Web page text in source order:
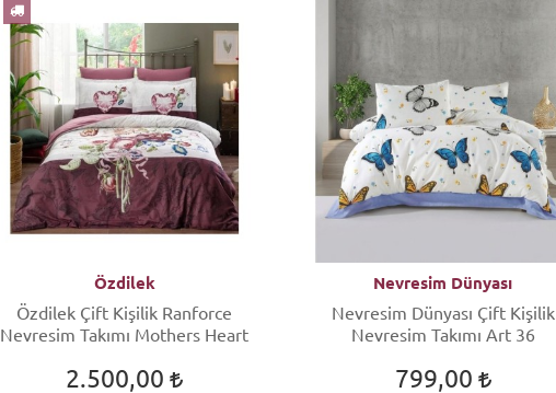
Özdilek
Özdilek Çift Kişilik Ranforce
Nevresim Takımı Mothers Heart
2.500,00
Nevresim Dünyası
Nevresim Dünyası Çift Kişilik
Nevresim Takımı Art 36
799,00